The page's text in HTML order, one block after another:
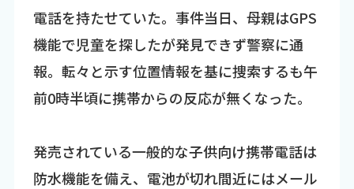
電話を持たせていた。事件当日、母親はGPS
機能で児童を探したが発見できず警察に通
報。転々と示す位置情報を基に捜索するも午
前0時半頃に携帯からの反応が無くなった。
発売されている一般的な子供向け携帯電話は
防水機能を備え、電池が切れ間近にはメール